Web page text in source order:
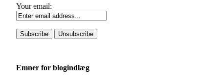
Your email:
Emner for blogindlæg